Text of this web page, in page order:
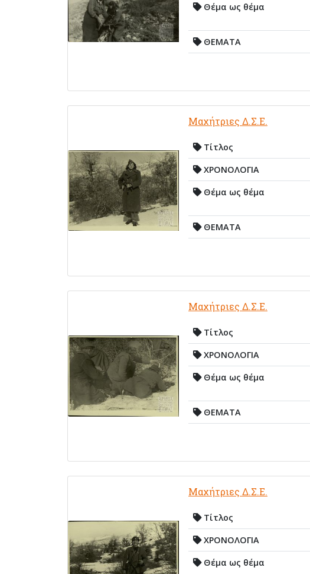
Θέμα ως θέμα
ΘΕΜΑΤΑ
Μαχήτριες Δ.Σ.Ε.
Τίτλος
ΧΡΟΝΟΛΟΓΙΑ
Θέμα ως θέμα
ΘΕΜΑΤΑ
Μαχήτριες Δ.Σ.Ε.
Τίτλος
ΧΡΟΝΟΛΟΓΙΑ
Θέμα ως θέμα
ΘΕΜΑΤΑ
Μαχήτριες Δ.Σ.Ε.
Τίτλος
ΧΡΟΝΟΛΟΓΙΑ
Θέμα ως θέμα